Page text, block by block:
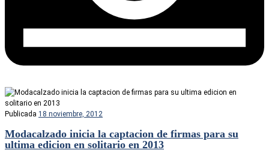
Publicada 18 noviembre, 2012
Modacalzado inicia la captacion de firmas para su
ultima edicion en solitario en 2013